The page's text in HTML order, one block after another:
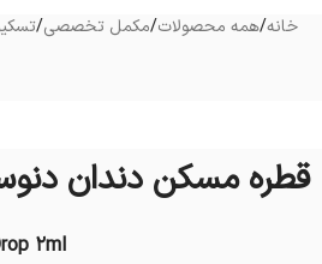
خانه/همه محصولات/مکمل تخصصی/
قطره مسکن دندان دنوسا دانا
2ml